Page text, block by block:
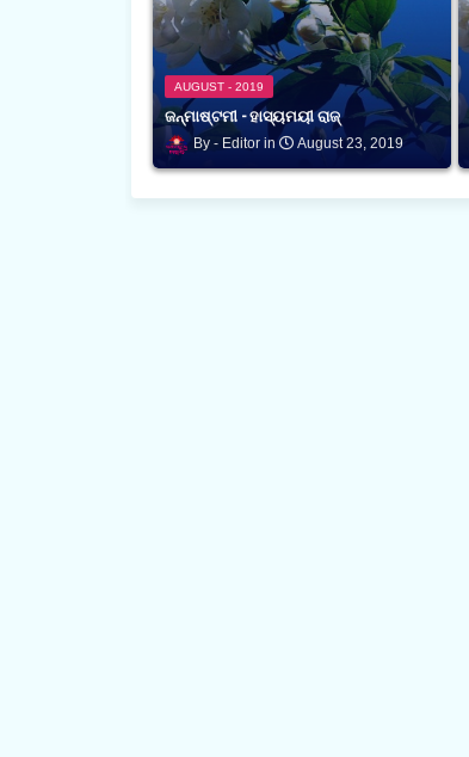
AUGUST - 2019
ଜନ୍ମାଷ୍ଟମୀ - ହାସ୍ୟମୟୀ ରାଜ୍
Editor August 23, 2019